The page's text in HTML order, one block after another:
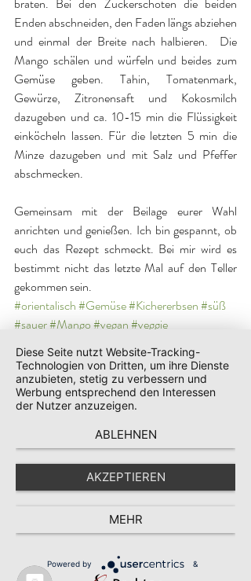
Enden abschneiden, den Faden längs abziehen
und einmal der Breite nach halbieren.  Die
Mango schälen und würfeln und beides zum
Gemüse geben. Tahin, Tomatenmark,
Gewürze, Zitronensaft und Kokosmilch
dazugeben und ca. 10-15 min die Flüssigkeit
einköcheln lassen. Für die letzten 5 min die
Minze dazugeben und mit Salz und Pfeffer
abschmecken.
Gemeinsam mit der Beilage eurer Wahl
anrichten und genießen. Ich bin gespannt, ob
euch das Rezept schmeckt. Bei mir wird es
bestimmt nicht das letzte Mal auf den Teller
gekommen sein.
#orientalisch#Gemüse#Kichererbsen#süß
#sauer#Mango#vegan#veggie
Aktuelle Beiträge Alle ansehen
Diese Seite nutzt Website-Tracking-
Technologien von Dritten, um ihre Dienste
anzubieten, stetig zu verbessern und
Werbung entsprechend den Interessen
der Nutzer anzuzeigen.
ABLEHNEN
AKZEPTIEREN
MEHR
Powered by &